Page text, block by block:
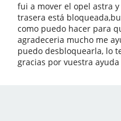
fui a mover el opel astra
trasera está
como puedo hacer para
agradeceria mucho me
puedo desbloquearla, lo
gracias por vuestra ayuda